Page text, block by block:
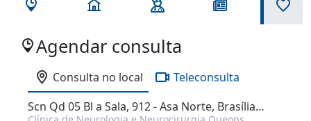
Agendar consulta